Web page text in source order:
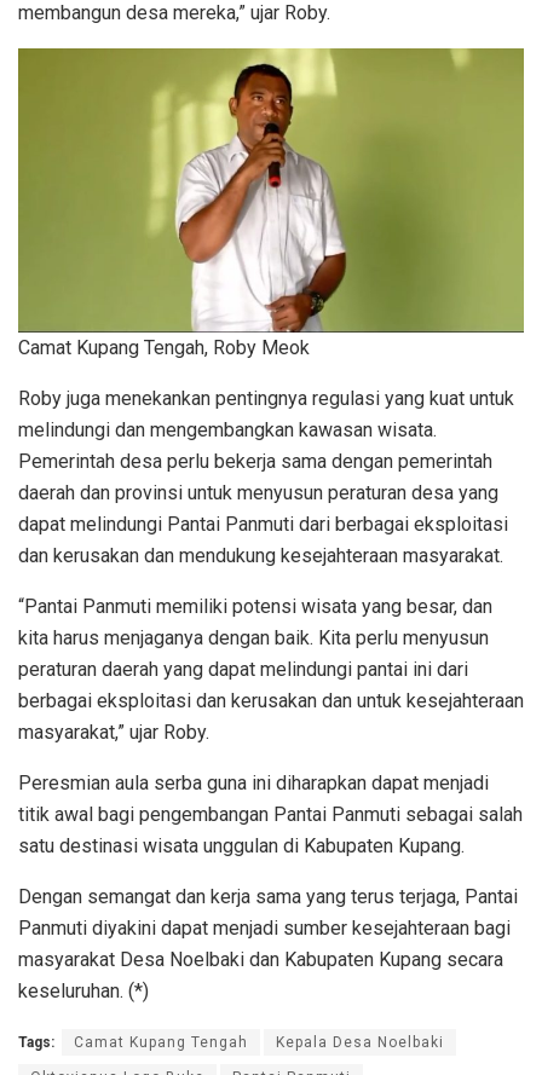
membangun desa mereka,” ujar Roby.
Camat Kupang Tengah, Roby Meok
Roby juga menekankan pentingnya regulasi yang kuat untuk
melindungi dan mengembangkan kawasan wisata.
Pemerintah desa perlu bekerja sama dengan pemerintah
daerah dan provinsi untuk menyusun peraturan desa yang
dapat melindungi Pantai Panmuti dari berbagai eksploitasi
dan kerusakan dan mendukung kesejahteraan masyarakat.
“Pantai Panmuti memiliki potensi wisata yang besar, dan
kita harus menjaganya dengan baik. Kita perlu menyusun
peraturan daerah yang dapat melindungi pantai ini dari
berbagai eksploitasi dan kerusakan dan untuk kesejahteraan
masyarakat,” ujar Roby.
Peresmian aula serba guna ini diharapkan dapat menjadi
titik awal bagi pengembangan Pantai Panmuti sebagai salah
satu destinasi wisata unggulan di Kabupaten Kupang.
Dengan semangat dan kerja sama yang terus terjaga, Pantai
Panmuti diyakini dapat menjadi sumber kesejahteraan bagi
masyarakat Desa Noelbaki dan Kabupaten Kupang secara
keseluruhan. (*)
Tags: Camat Kupang Tengah Kepala Desa Noelbaki